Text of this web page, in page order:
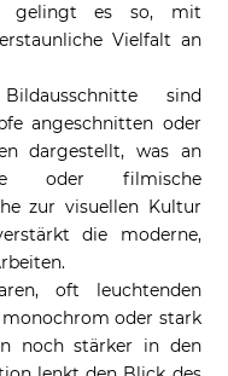
gelingt es so, mit
Vielfalt an
sind
angeschnitten oder
dargestellt, was an
oder filmische
zur visuellen Kultur
die moderne,
oft leuchtenden
oder stark
noch stärker in den